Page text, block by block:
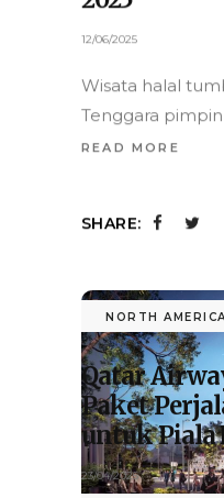
12/06/2025
Tenggara
READ MORE
TRAVEL